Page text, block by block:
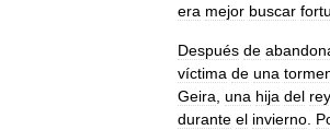
era mejor buscar
Después de
víctima de una
Geira, una hija del rey
durante el invierno.